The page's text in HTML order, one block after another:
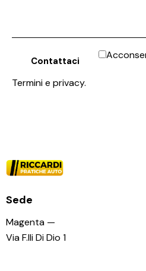
Termini e privacy.
Sede
Magenta —
Via F.lli Di Dio 1